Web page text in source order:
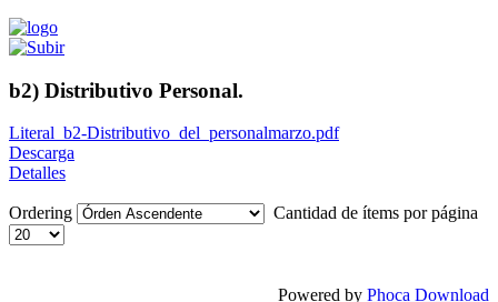
b2) Distributivo Personal.
Literal_b2-Distributivo_del_personalmarzo.pdf
Descarga
Detalles
Ordering Cantidad de ítems por página
Powered by Phoca Download